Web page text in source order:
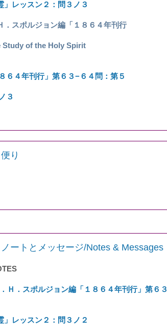
」レッスン２：問３ノ３
．スポルジョン編「１８６４年刊行
Study of the Holy Spirit
６４年刊行」第６３−６４問：第５
３
り
ートとメッセージ/Notes & Messages
Ｈ．スポルジョン編「１８６４年刊行」第６３
」レッスン２：問３ノ２